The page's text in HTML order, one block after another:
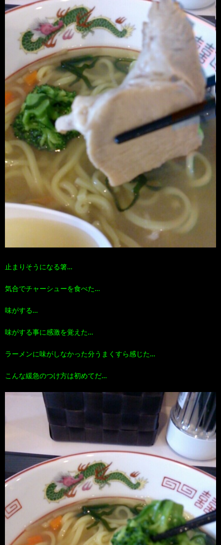
止まりそうになる箸…
気合でチャーシューを食べた…
味がする…
味がする事に感激を覚えた…
ラーメンに味がしなかった分うまくすら感じた…
こんな緩急のつけ方は初めてだ…